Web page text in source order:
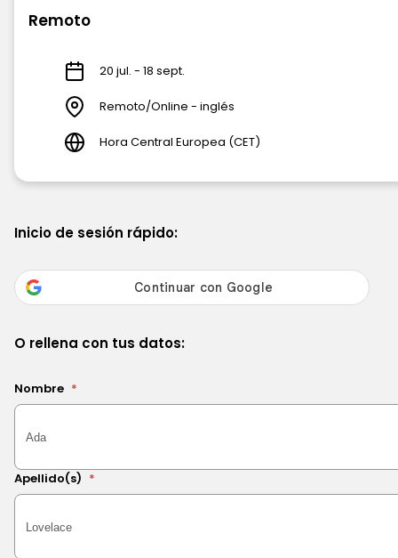
Remoto
20 jul. - 18 sept.
Remoto/Online - inglés
Hora Central Europea (CET)
Inicio de sesión rápido:
O rellena con tus datos:
Nombre *
Apellido(s) *